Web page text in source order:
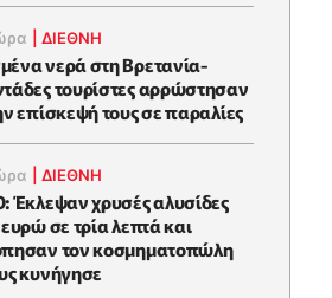
|ΔΙΕΘΝΗ
νερά στη Βρετανία-
τουρίστες αρρώστησαν
επίσκεψή τους σε παραλίες
|ΔΙΕΘΝΗ
Έκλεψαν χρυσές αλυσίδες
σε τρία λεπτά και
τον κοσμηματοπώλη
κυνήγησε